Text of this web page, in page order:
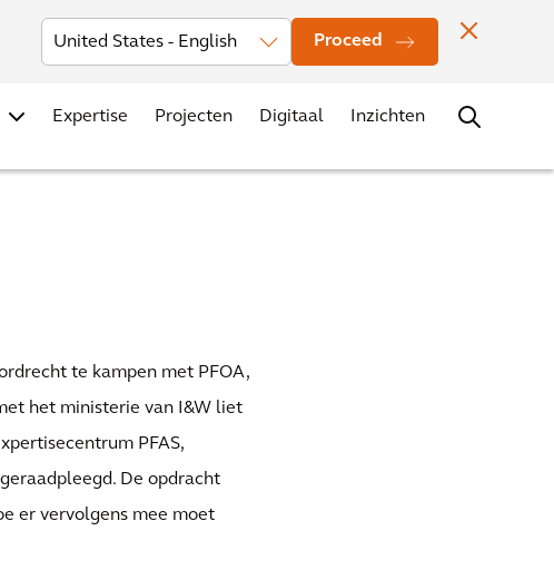
Proceed
Investors Nieuws Evenementen Vestigingen Contact
Expertise Projecten Digitaal Inzichten
te kampen met PFOA,
het ministerie van I&W liet
PFAS,
De opdracht
er vervolgens mee moet